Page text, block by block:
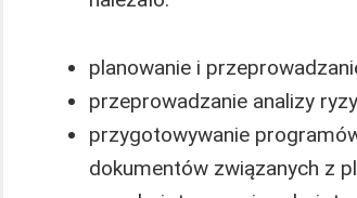
planowanie i
przeprowadzanie analizy
przygotowywanie
dokumentów związanych z